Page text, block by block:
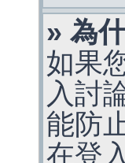
» 為
如果
入討
能防
在登